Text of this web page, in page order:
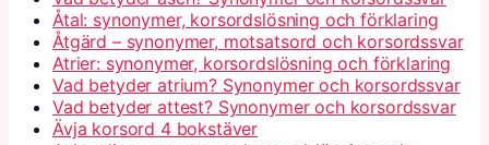
Åtal: synonymer, korsordslösning och förklaring
Åtgärd – synonymer, motsatsord och korsordssvar
Atrier: synonymer, korsordslösning och förklaring
Vad betyder atrium? Synonymer och korsordssvar
Vad betyder attest? Synonymer och korsordssvar
Ävja korsord 4 bokstäver